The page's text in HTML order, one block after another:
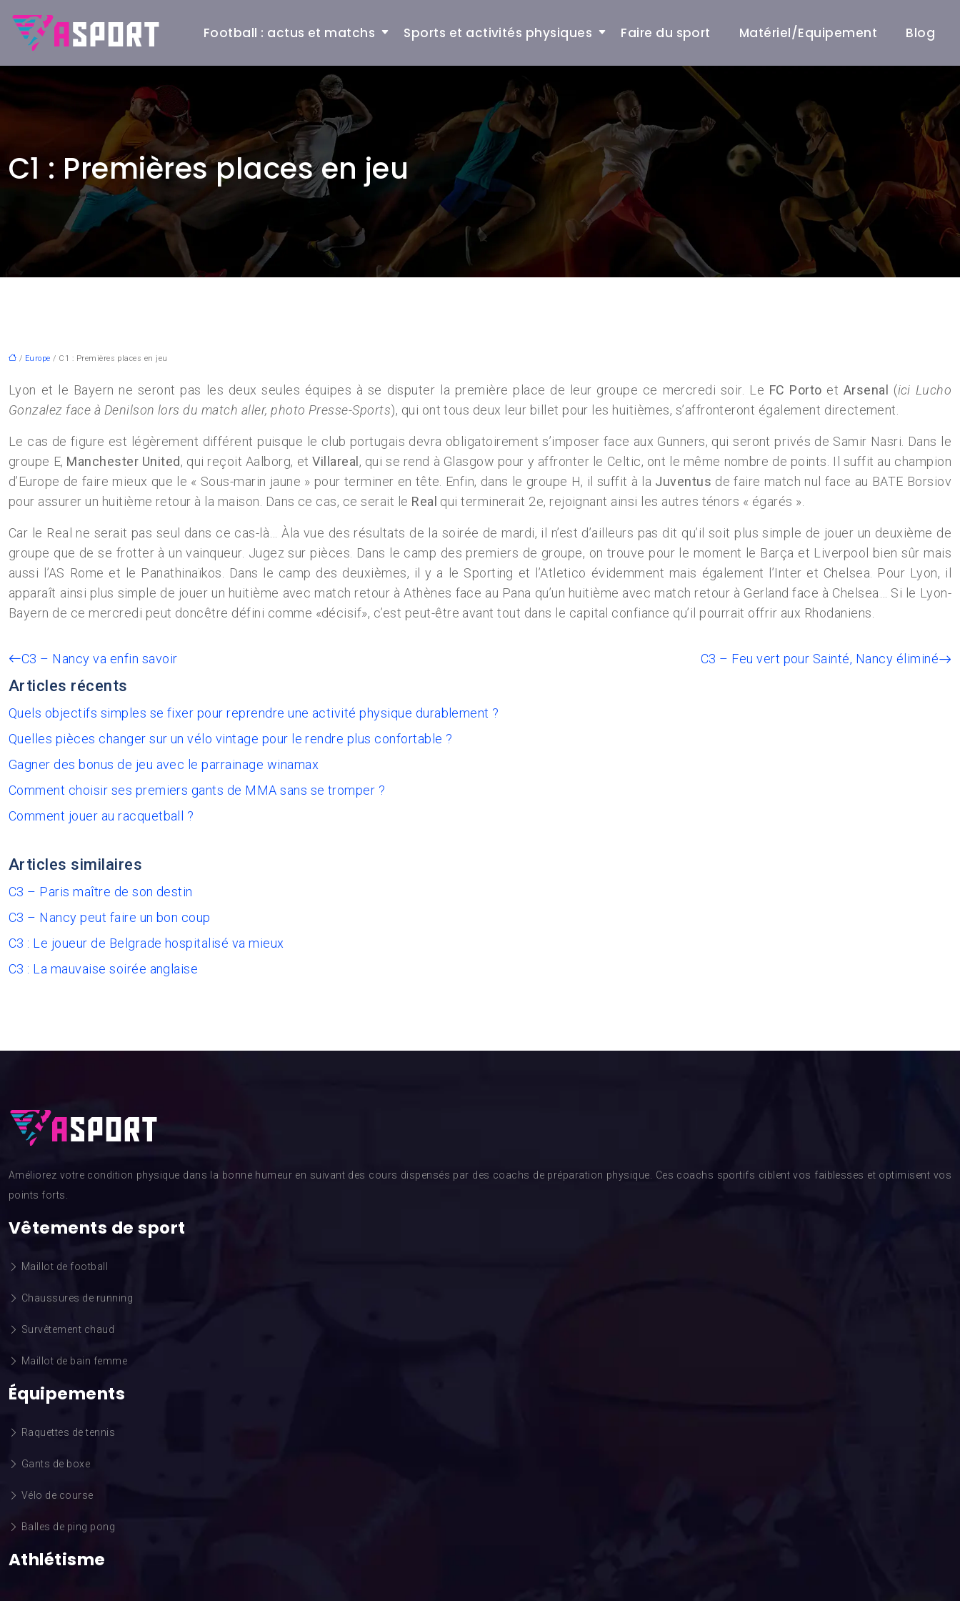
Football : actus et matchs Sports et activités physiques Faire du sport Matériel/Equipement Blog
C1 : Premières places en jeu
/ Europe / C1 : Premières places en jeu
Lyon et le Bayern ne seront pas les deux seules équipes à se disputer la première place de leur groupe ce mercredi soir. Le FC Porto et Arsenal (ici Lucho
Gonzalez face à Denilson lors du match aller, photo Presse-Sports), qui ont tous deux leur billet pour les huitièmes, s’affronteront également directement.
Le cas de figure est légèrement différent puisque le club portugais devra obligatoirement s’imposer face aux Gunners, qui seront privés de Samir Nasri. Dans le
groupe E, Manchester United, qui reçoit Aalborg, etVillareal , qui se rend à Glasgow pour y affronter le Celtic, ont le même nombre de points. Il suffit au champion
d’Europe de faire mieux que le « Sous-marin jaune » pour terminer en tête. Enfin, dans le groupe H, il suffit à la Juventus de faire match nul face au BATE Borsiov
pour assurer un huitième retour à la maison. Dans ce cas, ce serait le Real qui terminerait 2e, rejoignant ainsi les autres ténors « égarés ».
Car le Real ne serait pas seul dans ce cas-là… Àla vue des résultats de la soirée de mardi, il n’est d’ailleurs pas dit qu’il soit plus simple de jouer un deuxième de
groupe que de se frotter à un vainqueur. Jugez sur pièces. Dans le camp des premiers de groupe, on trouve pour le moment le Barça et Liverpool bien sûr mais
aussi l’AS Rome et le Panathinaïkos. Dans le camp des deuxièmes, il y a le Sporting et l’Atletico évidemment mais également l’Inter et Chelsea. Pour Lyon, il
apparaît ainsi plus simple de jouer un huitième avec match retour à Athènes face au Pana qu’un huitième avec match retour à Gerland face à Chelsea… Si le Lyon-
Bayern de ce mercredi peut doncêtre défini comme «décisif», c’est peut-être avant tout dans le capital confiance qu’il pourrait offrir aux Rhodaniens.
C3 – Nancy va enfin savoir C3 – Feu vert pour Sainté, Nancy éliminé
Articles récents
Quels objectifs simples se fixer pour reprendre une activité physique durablement ?
Quelles pièces changer sur un vélo vintage pour le rendre plus confortable ?
Gagner des bonus de jeu avec le parrainage winamax
Comment choisir ses premiers gants de MMA sans se tromper ?
Comment jouer au racquetball ?
Articles similaires
C3 – Paris maître de son destin
C3 – Nancy peut faire un bon coup
C3 : Le joueur de Belgrade hospitalisé va mieux
C3 : La mauvaise soirée anglaise
Améliorez votre condition physique dans la bonne humeur en suivant des cours dispensés par des coachs de préparation physique. Ces coachs sportifs ciblent vos faiblesses et optimisent vos
points forts.
Vêtements de sport
Maillot de football
Chaussures de running
Survêtement chaud
Maillot de bain femme
Équipements
Raquettes de tennis
Gants de boxe
Vélo de course
Balles de ping pong
Athlétisme